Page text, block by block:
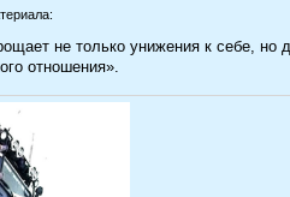
:
не только унижения к себе, но
отношения».